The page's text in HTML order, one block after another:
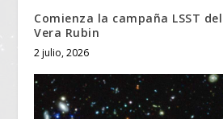
Comienza la campaña LSST
Vera Rubin
2 julio, 2026